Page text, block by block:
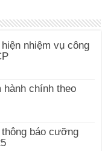
nhiệm vụ công
hành chính theo
báo cưỡng